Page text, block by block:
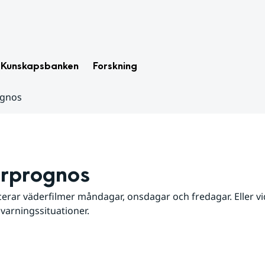
Kunskapsbanken Forskning
väderfilmer måndagar, onsdagar och fredagar. Eller